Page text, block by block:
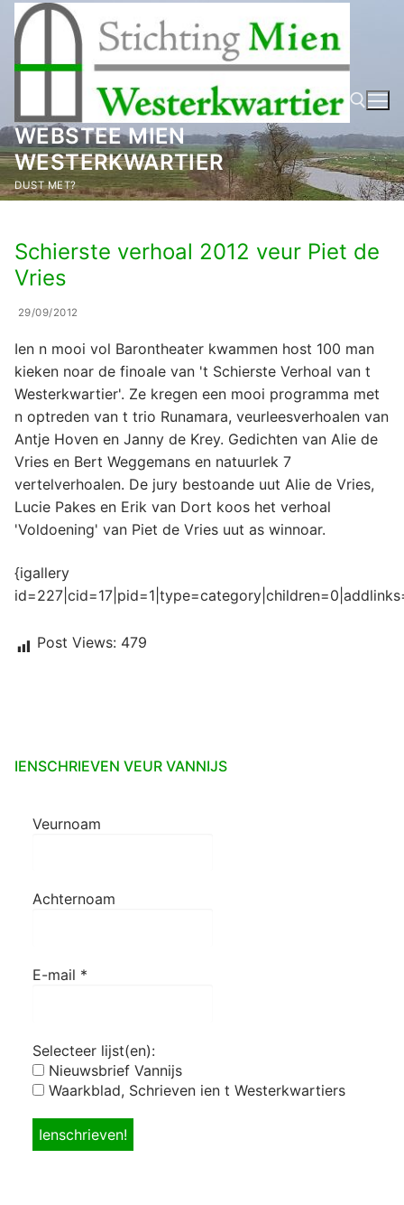
naar
inhoud
WEBSTEE MIEN
WESTERKWARTIER
DUST MET? Zoeken naar:
Schierste verhoal 2012 veur Piet de
Vries
29/09/2012
Ien n mooi vol Barontheater kwammen host 100 man
kieken noar de finoale van 't Schierste Verhoal van t
Westerkwartier'. Ze kregen een mooi programma met
n optreden van t trio Runamara, veurleesverhoalen van
Antje Hoven en Janny de Krey. Gedichten van Alie de
Vries en Bert Weggemans en natuurlek 7
vertelverhoalen. De jury bestoande uut Alie de Vries,
Lucie Pakes en Erik van Dort koos het verhoal
'Voldoening' van Piet de Vries uut as winnoar.
{igallery
Post Views: 479
IENSCHRIEVEN VEUR VANNIJS
Veurnoam
Achternoam
E-mail *
Selecteer lijst(en):
Nieuwsbrief Vannijs
Waarkblad, Schrieven ien t Westerkwartiers